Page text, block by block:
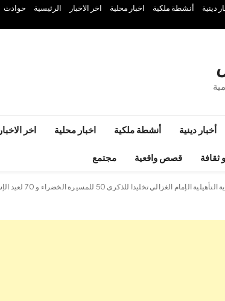
دينية أنشطة ملكية اخبار محلية اخر الاخبار الرئيسية حوادث
أخبار دينية أنشطة ملكية اخبار محلية اخر الاخبار
ثقافة قصص واقعية مجتمع
الإمام الغزالي تخليدا للذكرى 50 للمسيرة الخضراء و 70 لعيد الإستقلال